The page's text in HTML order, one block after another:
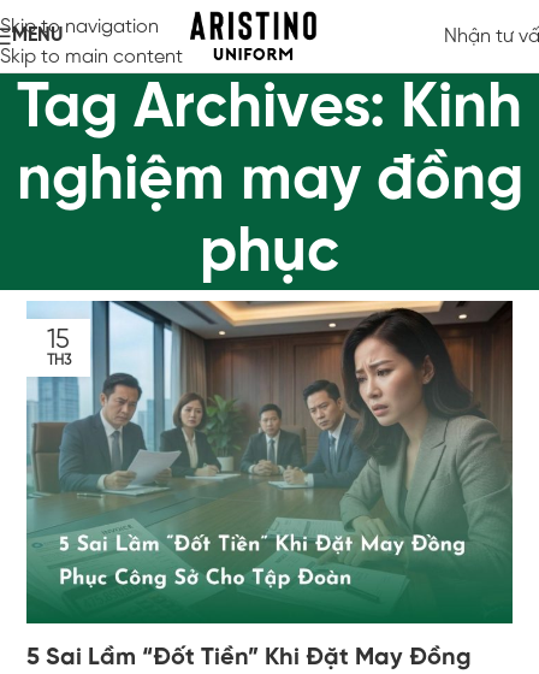
Skip to navigation
Skip to main content
MENU Nhận tư
Tag Archives: Kinh
nghiệm may đồng
phục
15
TH3
5 Sai Lầm “Đốt Tiền” Khi Đặt May Đồng